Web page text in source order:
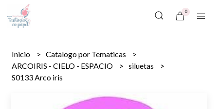
0
Inicio
Catalogo por Tematicas
ARCOIRIS - CIELO - ESPACIO
siluetas
S0133 Arco iris